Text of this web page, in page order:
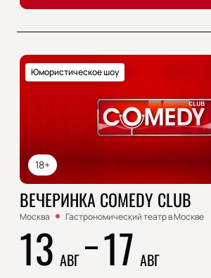
18+
Юмористическое шоу
ВЕЧЕРИНКА COMEDY CLUB
Москва Гастрономический театр в Москве
13 АВГ 17 АВГ